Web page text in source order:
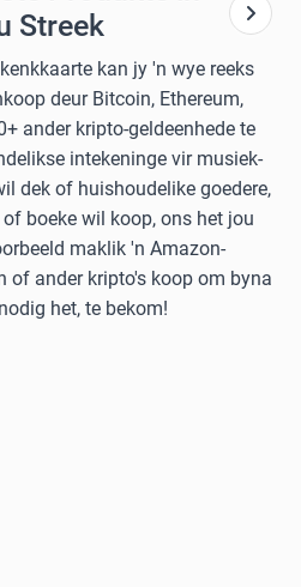
Streek
kan jy 'n wye reeks
deur Bitcoin, Ethereum,
ander kripto-geldeenhede te
intekeninge vir musiek-
dek of huishoudelike goedere,
boeke wil koop, ons het jou
maklik 'n Amazon-
of ander kripto's koop om byna
het, te bekom!